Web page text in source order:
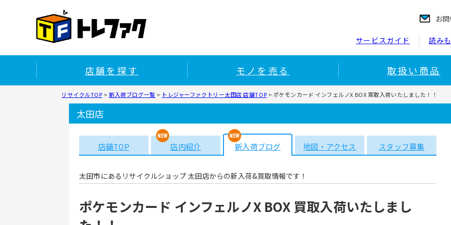
お
サービスガイド 読み
店舗を探す モノを売る 取扱い商品
リサイクルTOP >新入荷ブログ一覧 > トレジャーファクトリー太田店 店舗TOP > ポケモンカード インフェルノX BOX 買取入荷いたしました！！
太田店
店舗TOP 店内紹介 新入荷ブログ 地図・アクセス スタッフ募集
太田市にあるリサイクルショップ 太田店からの新入荷&買取情報です！
ポケモンカード インフェルノX BOX 買取入荷いたしまし